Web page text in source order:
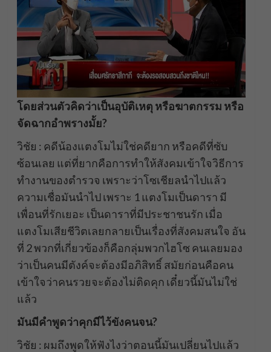
โดยส่วนตัวคิดว่าเป็นอุบัติเหตุ หรือฆาตกรรม หรือ
จัดฉากอำพรางมั้ย?
วิชัย : คดีน้องแตงโมไม่ใช่คดียาก หรือคดีที่ซับ
ซ้อนเลย แต่ที่ยากคือการทำให้สังคมเข้าใจวิธีการ
ทำงานของตำรวจ เพราะว่าโซเชียลนำไปแล้ว
ความเชื่อมันนำไป เพราะ 1 แตงโมเป็นดารา มี
เพื่อนที่รักเยอะ เป็นดาราที่มีประชาชนรัก เมื่อ
แตงโมเสียชีวิตเลยกลายเป็นเรื่องที่สังคมสนใจ อัน
ที่ 2 พวกที่เกี่ยวข้องก็คือกลุ่มพวกไฮโซ คนเลยมอง
ว่าเป็นคนมีตังค์จะต้องมีอภิสิทธิ์ สมัยก่อนคือคน
เข้าใจว่าคนรวยจะต้องไม่ติดคุก เดี๋ยวนี้มันไม่ใช่
แล้ว
มันมีคำพูดว่าคุกมีไว้ขังคนจน?
วิชัย : ผมถึงพูดให้ฟังไงว่าตอนนี้มันเปลี่ยนไปแล้ว